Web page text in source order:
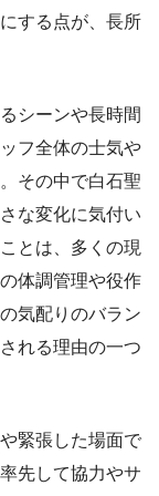
する点が、長所
シーンや長時間
フ全体の士気や
その中で白石聖
な変化に気付い
とは、多くの現
体調管理や役作
気配りのバラン
れる理由の一つ
緊張した場面で
先して協力やサ